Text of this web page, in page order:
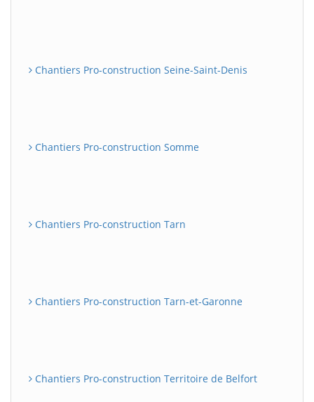
Chantiers Pro-construction Seine-Saint-Denis
Chantiers Pro-construction Somme
Chantiers Pro-construction Tarn
Chantiers Pro-construction Tarn-et-Garonne
Chantiers Pro-construction Territoire de Belfort